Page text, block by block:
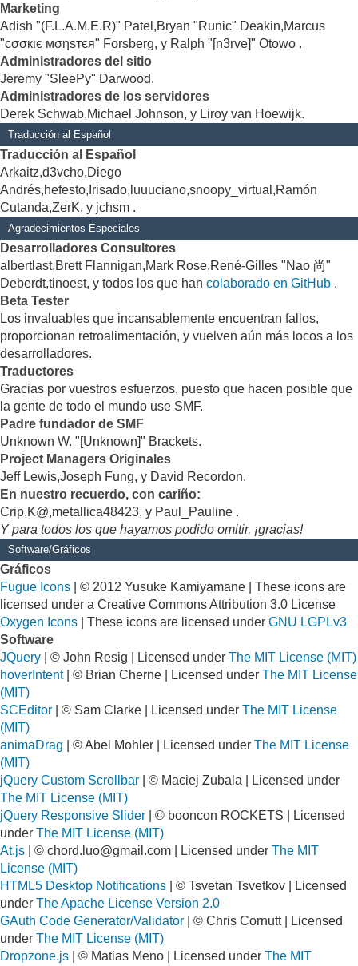
Marketing
Adish "(F.L.A.M.E.R)" Patel,Bryan "Runic" Deakin,Marcus
"cσσкιє мσηѕтєя" Forsberg, y Ralph "[n3rve]" Otowo .
Administradores del sitio
Jeremy "SleePy" Darwood.
Administradores de los servidores
Derek Schwab,Michael Johnson, y Liroy van Hoewijk.
Traducción al Español
Traducción al Español
Arkaitz,d3vcho,Diego
Andrés,hefesto,Irisado,luuuciano,snoopy_virtual,Ramón
Cutanda,ZerK, y jchsm .
Agradecimientos Especiales
Desarrolladores Consultores
albertlast,Brett Flannigan,Mark Rose,René-Gilles "Nao 尚"
Deberdt,tinoest, y todos los que han colaborado en GitHub .
Beta Tester
Los invaluables que incansablemente encuentran fallos,
proporcionan retroalimentación, y vuelven aún más locos a los
desarrolladores.
Traductores
Gracias por vuestros esfuerzos, puesto que hacen posible que
la gente de todo el mundo use SMF.
Padre fundador de SMF
Unknown W. "[Unknown]" Brackets.
Project Managers Originales
Jeff Lewis,Joseph Fung, y David Recordon.
En nuestro recuerdo, con cariño:
Crip,K@,metallica48423, y Paul_Pauline .
Y para todos los que hayamos podido omitir, ¡gracias!
Software/Gráficos
Gráficos
Fugue Icons | © 2012 Yusuke Kamiyamane | These icons are
licensed under a Creative Commons Attribution 3.0 License
Oxygen Icons | These icons are licensed under GNU LGPLv3
Software
JQuery | © John Resig | Licensed under The MIT License (MIT)
hoverIntent| © Brian Cherne | Licensed under The MIT License
(MIT)
SCEditor | © Sam Clarke | Licensed under The MIT License
(MIT)
animaDrag | © Abel Mohler | Licensed under The MIT License
(MIT)
jQuery Custom Scrollbar | © Maciej Zubala | Licensed under
The MIT License (MIT)
jQuery Responsive Slider | © booncon ROCKETS | Licensed
under The MIT License (MIT)
At.js | © chord.luo@gmail.com | Licensed under The MIT
License (MIT)
HTML5 Desktop Notifications | © Tsvetan Tsvetkov | Licensed
under The Apache License Version 2.0
GAuth Code Generator/Validator | © Chris Cornutt | Licensed
under The MIT License (MIT)
Dropzone.js | © Matias Meno | Licensed under The MIT